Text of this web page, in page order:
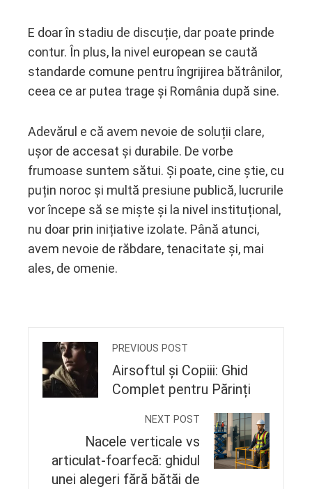
E doar în stadiu de discuție, dar poate prinde
contur. În plus, la nivel european se caută
standarde comune pentru îngrijirea bătrânilor,
ceea ce ar putea trage și România după sine.
Adevărul e că avem nevoie de soluții clare,
ușor de accesat și durabile. De vorbe
frumoase suntem sătui. Și poate, cine știe, cu
puțin noroc și multă presiune publică, lucrurile
vor începe să se miște și la nivel instituțional,
nu doar prin inițiative izolate. Până atunci,
avem nevoie de răbdare, tenacitate și, mai
ales, de omenie.
PREVIOUS POST
Airsoftul și Copiii: Ghid
Complet pentru Părinți
NEXT POST
Nacele verticale vs
articulat‑foarfecă: ghidul
unei alegeri fără bătăi de